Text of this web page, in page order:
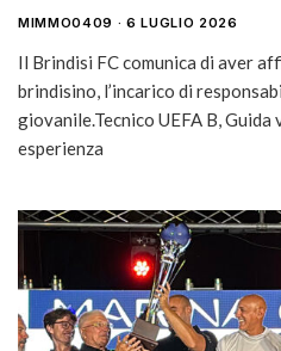
MIMMO0409 6 LUGLIO 2026
Il Brindisi FC comunica di aver
brindisino, l’incarico di
giovanile.Tecnico UEFA B, Guida
esperienza